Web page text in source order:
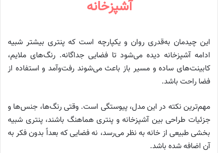
آشپزخانه
این چیدمان به‌قدری روان و یکپارچه است که پنتری بیشتر شبیه
ادامه آشپزخانه دیده می‌شود تا فضایی جداگانه. رنگ‌های ملایم،
کابینت‌های ساده و مسیر باز باعث می‌شوند رفت‌وآمد و استفاده از
فضا راحت باشد.
مهم‌ترین نکته در این مدل، پیوستگی است. وقتی رنگ‌ها، جنس‌ها و
جزئیات طراحی بین آشپزخانه و پنتری هماهنگ باشند، پنتری شبیه
بخشی طبیعی از خانه به نظر می‌رسد، نه فضایی که بعداً بدون فکر به
آن اضافه شده باشد.